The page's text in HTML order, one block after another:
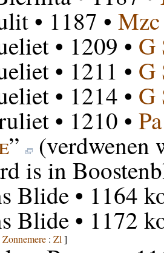
• 1187 • Mzc
• 1209 • G
• 1211 • G
• 1214 • G
• 1210 • Pa
” (verdwenen
is in
Blide• 1164
Blide• 1172
Zonnemere: Zl ]